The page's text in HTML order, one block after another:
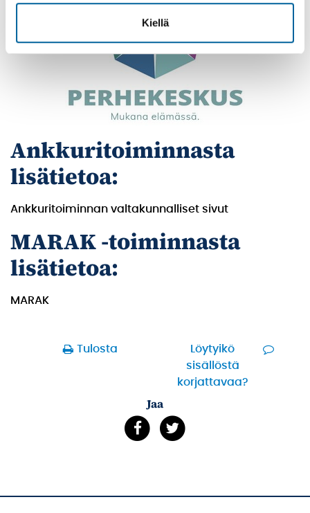
Kiellä
Ankkuritoiminnasta
lisätietoa:
Ankkuritoiminnan valtakunnalliset sivut
MARAK -toiminnasta
lisätietoa:
MARAK
Tulosta
Löytyikö
sisällöstä
korjattavaa?
Jaa